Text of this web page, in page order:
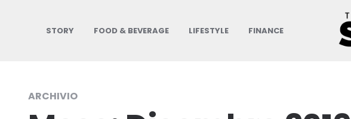
STORY FOOD & BEVERAGE LIFESTYLE FINANCE
ARCHIVIO